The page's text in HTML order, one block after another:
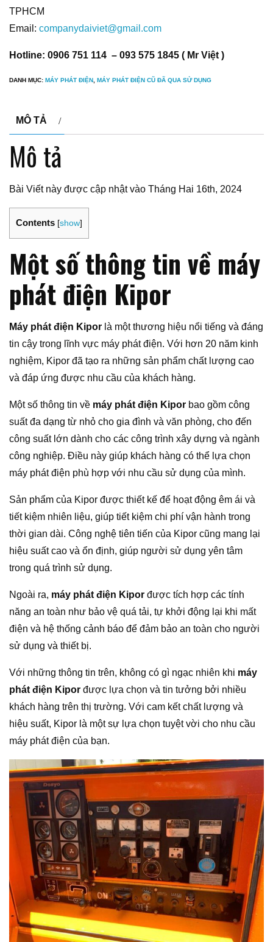
TPHCM
Email: companydaiviet@gmail.com
Hotline: 0906 751 114 – 093 575 1845 ( Mr Việt )
DANH MỤC: MÁY PHÁT ĐIỆN MÁY PHÁT ĐIỆN CŨ ĐÃ QUA SỬ DỤNG
MÔ TẢ
Mô tả
Bài Viết này được cập nhật vào Tháng Hai 16th, 2024
Contents [show]
Một số thông tin về máy
phát điện Kipor
Máy phát điện Kipor là một thương hiệu nổi tiếng và đáng
tin cậy trong lĩnh vực máy phát điện. Với hơn 20 năm kinh
nghiệm, Kipor đã tạo ra những sản phẩm chất lượng cao
và đáp ứng được nhu cầu của khách hàng.
Một số thông tin về máy phát điện Kipor bao gồm công
suất đa dạng từ nhỏ cho gia đình và văn phòng, cho đến
công suất lớn dành cho các công trình xây dựng và ngành
công nghiệp. Điều này giúp khách hàng có thể lựa chọn
máy phát điện phù hợp với nhu cầu sử dụng của mình.
Sản phẩm của Kipor được thiết kế để hoạt động êm ái và
tiết kiệm nhiên liệu, giúp tiết kiệm chi phí vận hành trong
thời gian dài. Công nghệ tiên tiến của Kipor cũng mang lại
hiệu suất cao và ổn định, giúp người sử dụng yên tâm
trong quá trình sử dụng.
Ngoài ra, máy phát điện Kipor được tích hợp các tính
năng an toàn như bảo vệ quá tải, tự khởi động lại khi mất
điện và hệ thống cảnh báo để đảm bảo an toàn cho người
sử dụng và thiết bị.
Với những thông tin trên, không có gì ngạc nhiên khi máy
phát điện Kipor được lựa chọn và tin tưởng bởi nhiều
khách hàng trên thị trường. Với cam kết chất lượng và
hiệu suất, Kipor là một sự lựa chọn tuyệt vời cho nhu cầu
máy phát điện của bạn.